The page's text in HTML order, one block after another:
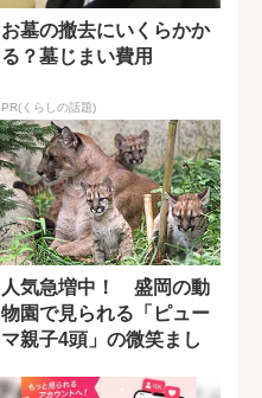
お墓の撤去にいくらかか
る？墓じまい費用
PR(くらしの話題)
人気急増中！ 盛岡の動
物園で見られる「ピュー
マ親子4頭」の微笑まし